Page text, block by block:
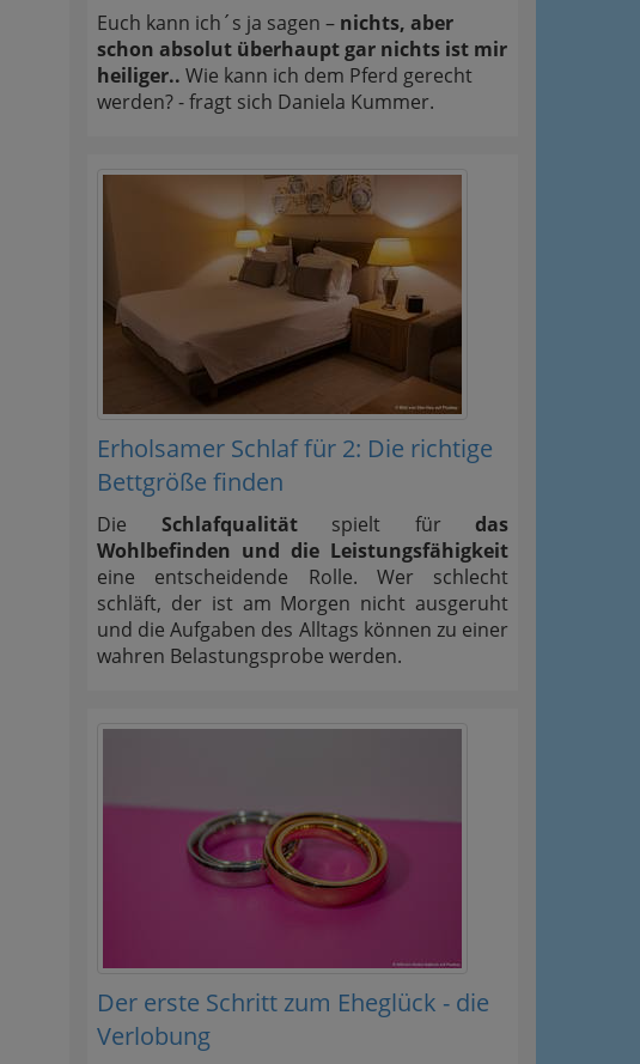
Euch kann ich´s ja sagen – nichts, aber
schon absolut überhaupt gar nichts ist mir
heiliger.. Wie kann ich dem Pferd gerecht
werden? - fragt sich Daniela Kummer.
Erholsamer Schlaf für 2: Die richtige
Bettgröße finden
Die Schlafqualitätspielt für das
Wohlbefinden und die Leistungsfähigkeit
eine entscheidende Rolle. Wer schlecht
schläft, der ist am Morgen nicht ausgeruht
und die Aufgaben des Alltags können zu einer
wahren Belastungsprobe werden.
Der erste Schritt zum Eheglück - die
Verlobung